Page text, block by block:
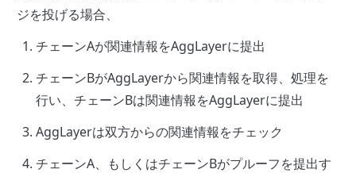
ジを投げる場合、
チェーンAが関連情報をAggLayerに提出
チェーンBがAggLayerから関連情報を取得、処理を
行い、チェーンBは関連情報をAggLayerに提出
AggLayerは双方からの関連情報をチェック
チェーンA、もしくはチェーンBがプルーフを提出す